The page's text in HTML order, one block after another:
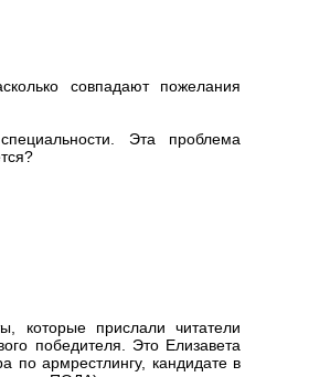
совпадают пожелания
Эта проблема
которые прислали читатели
победителя. Это Елизавета
по армрестлингу, кандидате в